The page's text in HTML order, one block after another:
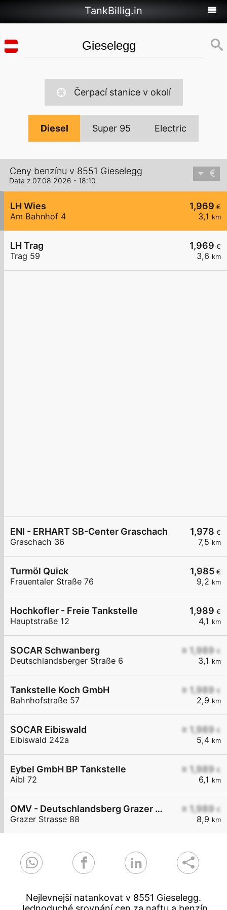
TankBillig.in
Čerpací stanice v okolí
Diesel Super 95 Electric
Ceny benzínu v 8551 Gieselegg
Data z 07.08.2026 - 18:10
1,969 €
3,1 km
LH Wies
Am Bahnhof 4
1,969 €
3,6 km
LH Trag
Trag 59
1,978 €
7,5 km
ENI - ERHART SB-Center Graschach
Graschach 36
1,985 €
9,2 km
Turmöl Quick
Frauentaler Straße 76
1,989 €
4,1 km
Hochkofler - Freie Tankstelle
Hauptstraße 12
≥ 1,989 €
3,1 km
SOCAR Schwanberg
Deutschlandsberger Straße 6
≥ 1,989 €
2,9 km
Tankstelle Koch GmbH
Bahnhofstraße 57
≥ 1,989 €
5,4 km
SOCAR Eibiswald
Eibiswald 242a
≥ 1,989 €
6,1 km
Eybel GmbH BP Tankstelle
Aibl 72
≥ 1,989 €
8,9 km
OMV - Deutschlandsberg Grazer Straße 88
Grazer Strasse 88
Nejlevnejší natankovat v 8551 Gieselegg.